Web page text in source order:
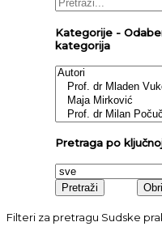
Kategorije -
kategorija
Pretraga po
Filteri za pretragu Sudske